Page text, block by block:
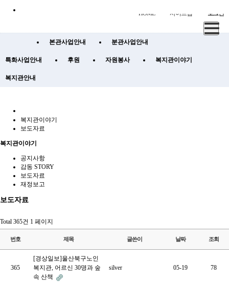
HOME 사이트맵 로그인
본관사업안내 분관사업안내
특화사업안내 후원 자원봉사 복지관이야기
복지관안내
복지관이야기
보도자료
복지관이야기
공지사항
감동 STORY
보도자료
재정보고
보도자료
Total 365건 1 페이지
번호 제목 글쓴이 날짜 조회
365
[경상일보]울산북구노인
복지관, 어르신 30명과 숲
속 산책
silver 05-19 78